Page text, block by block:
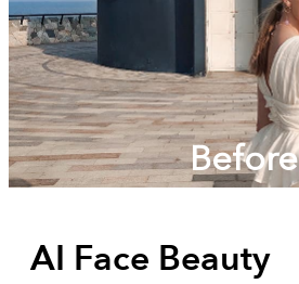
Before
AI Face Beauty